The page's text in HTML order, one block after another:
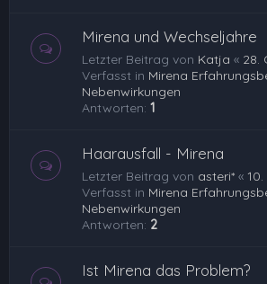
Mirena und Wechseljahre
Letzter Beitrag von Katja « 28.
Verfasst in Mirena
Nebenwirkungen
Antworten: 1
Haarausfall - Mirena
Letzter Beitrag von asteri* «
Verfasst in Mirena
Nebenwirkungen
Antworten: 2
Ist Mirena das Problem?